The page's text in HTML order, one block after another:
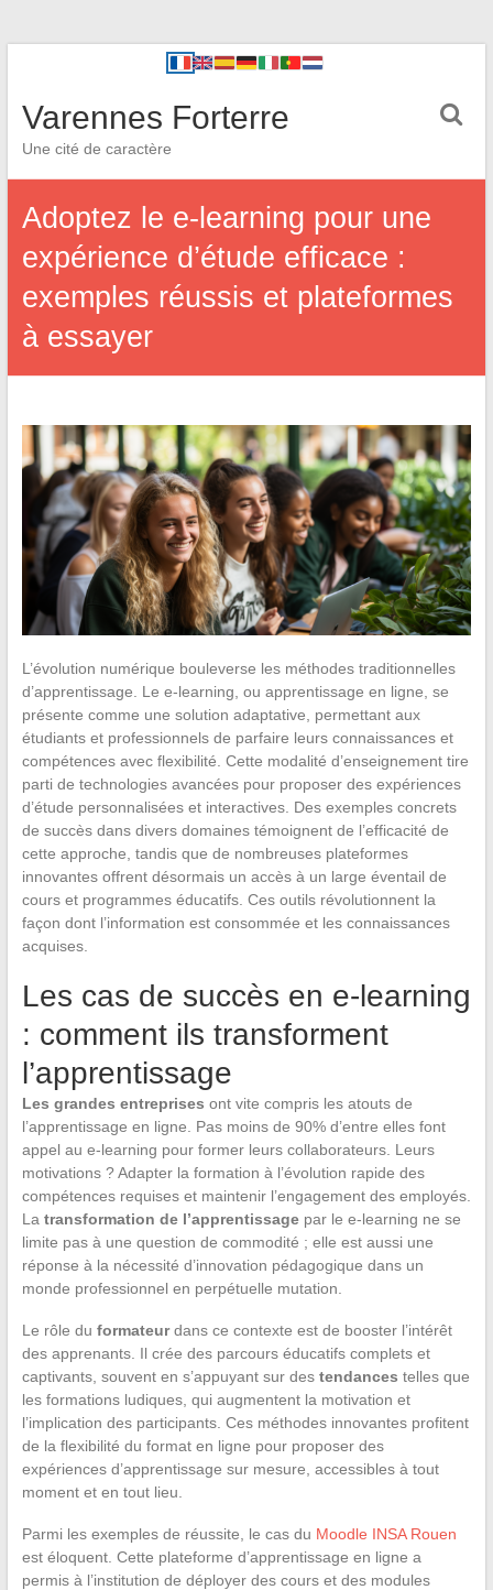
Varennes Forterre
Une cité de caractère
Adoptez le e-learning pour une
expérience d’étude efficace :
exemples réussis et plateformes
à essayer
L’évolution numérique bouleverse les méthodes traditionnelles
d’apprentissage. Le e-learning, ou apprentissage en ligne, se
présente comme une solution adaptative, permettant aux
étudiants et professionnels de parfaire leurs connaissances et
compétences avec flexibilité. Cette modalité d’enseignement tire
parti de technologies avancées pour proposer des expériences
d’étude personnalisées et interactives. Des exemples concrets
de succès dans divers domaines témoignent de l’efficacité de
cette approche, tandis que de nombreuses plateformes
innovantes offrent désormais un accès à un large éventail de
cours et programmes éducatifs. Ces outils révolutionnent la
façon dont l’information est consommée et les connaissances
acquises.
Les cas de succès en e-learning
: comment ils transforment
l’apprentissage
Les grandes entreprises ont vite compris les atouts de
l’apprentissage en ligne. Pas moins de 90% d’entre elles font
appel au e-learning pour former leurs collaborateurs. Leurs
motivations ? Adapter la formation à l’évolution rapide des
compétences requises et maintenir l’engagement des employés.
La transformation de l’apprentissagepar le e-learning ne se
limite pas à une question de commodité ; elle est aussi une
réponse à la nécessité d’innovation pédagogique dans un
monde professionnel en perpétuelle mutation.
Le rôle du formateurdans ce contexte est de booster l’intérêt
des apprenants. Il crée des parcours éducatifs complets et
captivants, souvent en s’appuyant sur des tendances telles que
les formations ludiques, qui augmentent la motivation et
l’implication des participants. Ces méthodes innovantes profitent
de la flexibilité du format en ligne pour proposer des
expériences d’apprentissage sur mesure, accessibles à tout
moment et en tout lieu.
Parmi les exemples de réussite, le cas du Moodle INSA Rouen
est éloquent. Cette plateforme d’apprentissage en ligne a
permis à l’institution de déployer des cours et des modules